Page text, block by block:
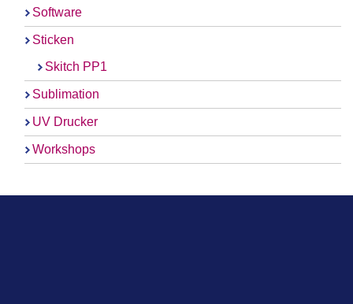
Software
Sticken
Skitch PP1
Sublimation
UV Drucker
Workshops